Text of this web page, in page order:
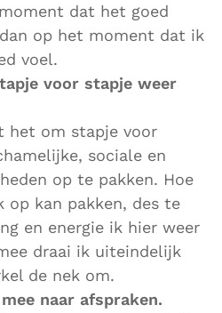
dat het goed
op het moment dat ik
voel.
voor stapje weer
het om stapje voor
sociale en
op te pakken. Hoe
op kan pakken, des te
en energie ik hier weer
draai ik uiteindelijk
de nek om.
naar afspraken.